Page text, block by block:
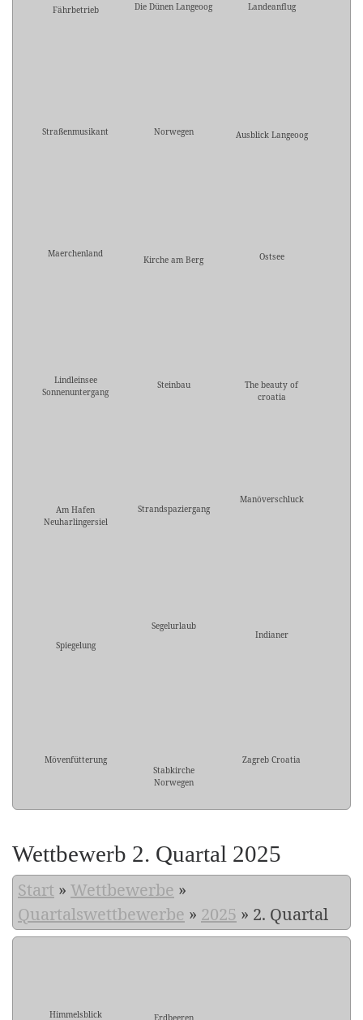
Fährbetrieb Die Dünen Langeoog Landeanflug
Straßenmusikant Norwegen Ausblick Langeoog
Maerchenland
Kirche am Berg Ostsee
Lindleinsee
Sonnenuntergang
Steinbau
The beauty of
croatia
Am Hafen
Neuharlingersiel
Strandspaziergang
Manöverschluck
Spiegelung
Segelurlaub
Indianer
Mövenfütterung
Stabkirche
Norwegen
Zagreb Croatia
Wettbewerb 2. Quartal 2025
Start » Wettbewerbe »
Quartalswettbewerbe » 2025 » 2. Quartal
Himmelsblick Erdbeeren